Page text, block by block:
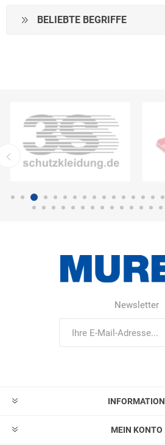
BELIEBTE BEGRIFFE
Newsletter
INFORMATION
MEIN KONTO